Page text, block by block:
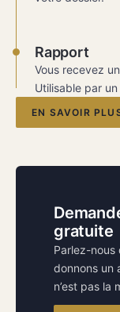
Rapport
Vous recevez
Utilisable par
EN SAVOIR
gratuite
Parlez-nous
donnons un
n’est pas la